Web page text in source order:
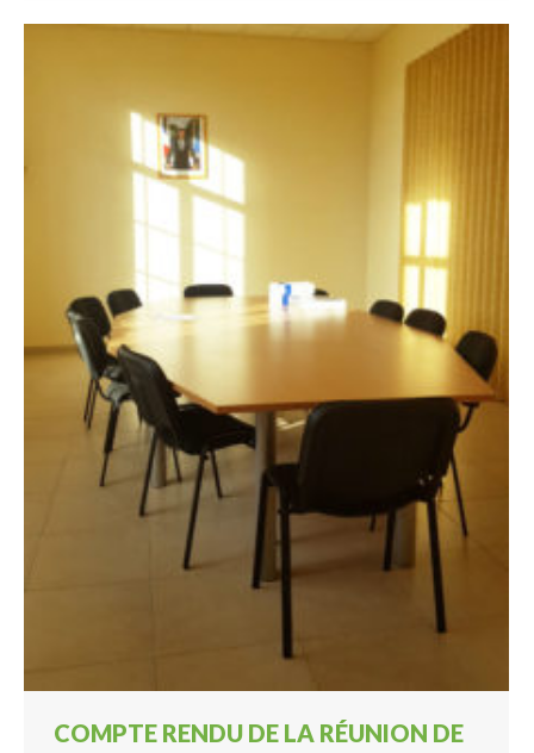
COMPTE RENDU DE LA RÉUNION DE